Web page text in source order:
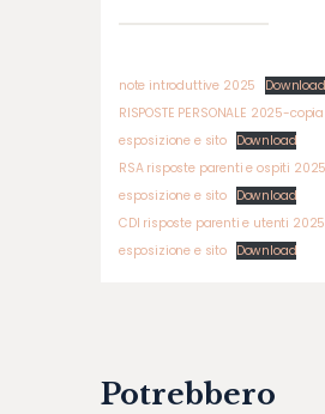
note introduttive 2025
Download
RISPOSTE PERSONALE 2025-
esposizione e sito
Download
RSA risposte parenti e ospiti
esposizione e sito
Download
CDI risposte parenti e utenti
esposizione e sito
Download
Potrebbero